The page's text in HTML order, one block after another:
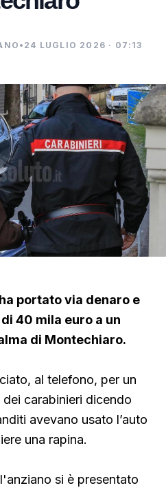
• 24 LUGLIO 2026 · 07:13
portato via denaro e
40 mila euro a un
di Montechiaro.
al telefono, per un
carabinieri dicendo
avevano usato l’auto
una rapina.
si è presentato